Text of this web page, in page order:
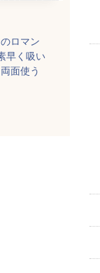
ロマン
早く吸い
面使う